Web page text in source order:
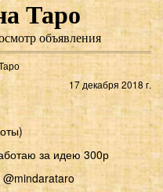
Таро
объявления
17 декабря 2018 г.
за идею 300р
@mindarataro